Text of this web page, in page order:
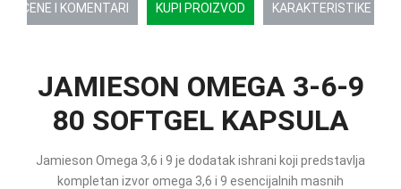
OCENE I KOMENTARI KUPI PROIZVOD KARAKTERISTIKE
JAMIESON OMEGA 3-6-9
80 SOFTGEL KAPSULA
Jamieson Omega 3,6 i 9 je dodatak ishrani koji predstavlja
kompletan izvor omega 3,6 i 9 esencijalnih masnih